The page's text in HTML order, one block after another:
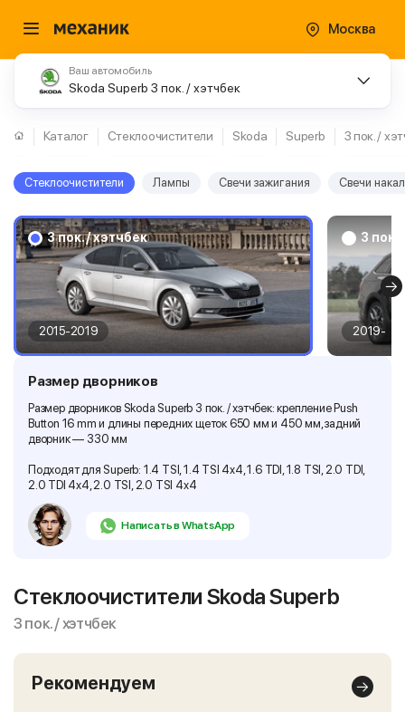
Москва
Ваш автомобиль
Skoda Superb 3 пок. / хэтчбек
Каталог Стеклоочистители Skoda Superb 3 пок. /
Стеклоочистители Лампы Свечи зажигания Свечи
3 пок. / хэтчбек
2015-2019
3 пок.
2019-
Размер дворников
Размер дворников Skoda Superb 3 пок. / хэтчбек: крепление Push
Button 16 mm и длины передних щеток 650 мм и 450 мм, задний
дворник — 330 мм
Подходят для Superb: 1.4 TSI, 1.4 TSI 4x4, 1.6 TDI, 1.8 TSI, 2.0 TDI,
2.0 TDI 4x4, 2.0 TSI, 2.0 TSI 4x4
Написать в WhatsApp
Стеклоочистители Skoda Superb
3 пок. / хэтчбек
Рекомендуем